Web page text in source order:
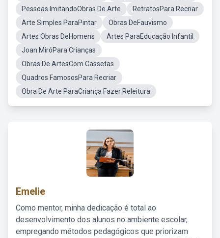
Pessoas ImitandoObras De Arte
RetratosPara Recriar
Arte Simples ParaPintar
Obras DeFauvismo
Artes Obras DeHomens
Artes ParaEducação Infantil
Joan MiróPara Crianças
Obras De ArtesCom Cassetas
Quadros FamososPara Recriar
Obra De Arte ParaCriança Fazer Releitura
Emelie
Como mentor, minha dedicação é total ao
desenvolvimento dos alunos no ambiente escolar,
empregando métodos pedagógicos que priorizam